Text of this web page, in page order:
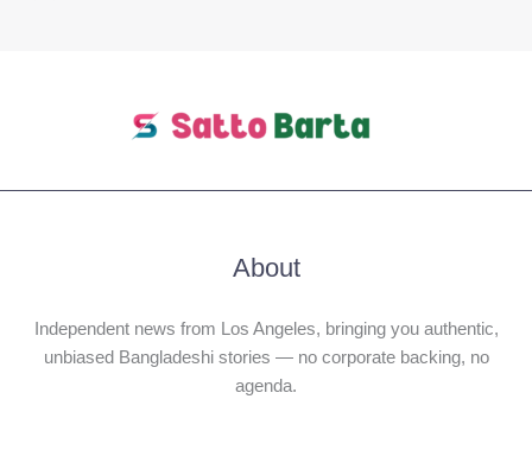
About
Independent news from Los Angeles, bringing you authentic,
unbiased Bangladeshi stories — no corporate backing, no
agenda.